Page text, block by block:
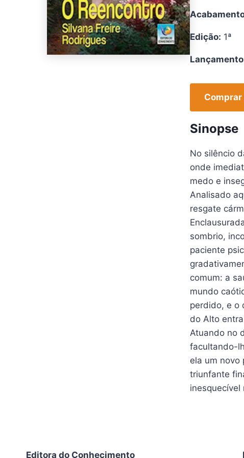
Edição: 1ª
Comprar
Sinopse
No silêncio
onde
medo e
Analisado
resgate
sombrio,
paciente
comum: a
mundo
perdido, e o
do Alto
Atuando no
facultando-
ela um novo
triunfante
inesquecível
Editora do Conhecimento